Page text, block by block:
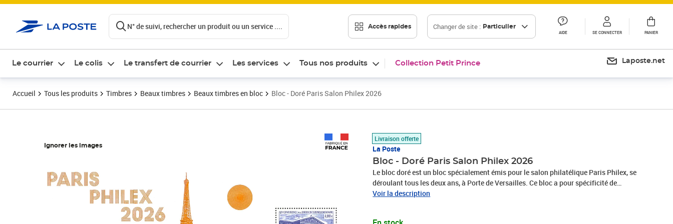
N° de suivi, rechercher un produit ou un service .... Accès rapides Changer de site : Particulier
AIDE SE CONNECTER PANIER
Le courrier Le colis Le transfert de courrier Les services Tous nos produits Collection Petit Prince Laposte.net
Accueil Tous les produits Timbres Beaux timbres Beaux timbres en bloc Bloc - Doré Paris Salon Philex 2026
Ignorer les images
Livraison offerte
La Poste
Bloc - Doré Paris Salon Philex 2026
Le bloc doré est un bloc spécialement émis pour le salon philatélique Paris Philex, se
déroulant tous les deux ans, à Porte de Versailles. Ce bloc a pour spécificité de
réimprimer des poinçons taille-douce, historiques ou plus récents, le plus souvent
Voir la description
Prix 16,00€